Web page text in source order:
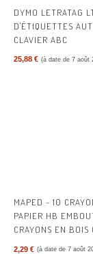
DYMO LETRATAG
D'ÉTIQUETTES
CLAVIER ABC
25,88 € (à date de 7 août
MAPED - 10
PAPIER HB
CRAYONS EN
2,29 € (à date de 7 août